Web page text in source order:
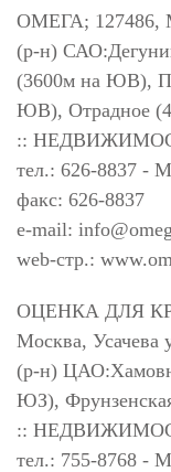
ОМЕГА; 127486,
(р-н)
(3600м на ЮВ),
ЮВ), Отрадное
::
тел.: 626-8837 -
факс: 626-8837
e-mail:
web-стр.:
ОЦЕНКА ДЛЯ
Москва, Усачева
(р-н)
ЮЗ),
::
тел.: 755-8768 -